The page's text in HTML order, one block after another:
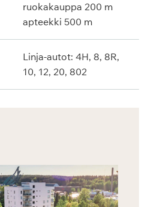
ruokakauppa 200 m
apteekki 500 m
Linja-autot: 4H, 8, 8R,
10, 12, 20, 802